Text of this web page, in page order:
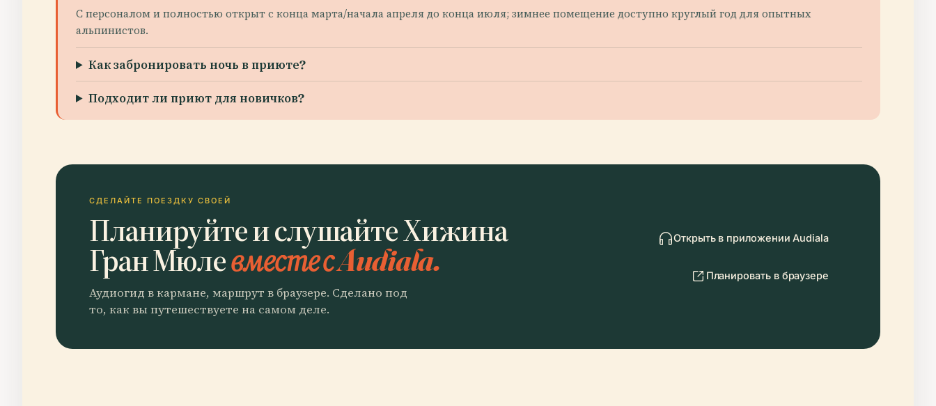
С персоналом и полностью открыт с конца марта/начала апреля до конца июля; зимнее помещение доступно круглый год для опытных
альпинистов.
Как забронировать ночь в приюте?
Подходит ли приют для новичков?
СДЕЛАЙТЕ ПОЕЗДКУ СВОЕЙ
Планируйте и слушайте Хижина
Гран Мюлевместе с Audiala.
Аудиогид в кармане, маршрут в браузере. Сделано под
то, как вы путешествуете на самом деле.
Открыть в приложении Audiala
Планировать в браузере